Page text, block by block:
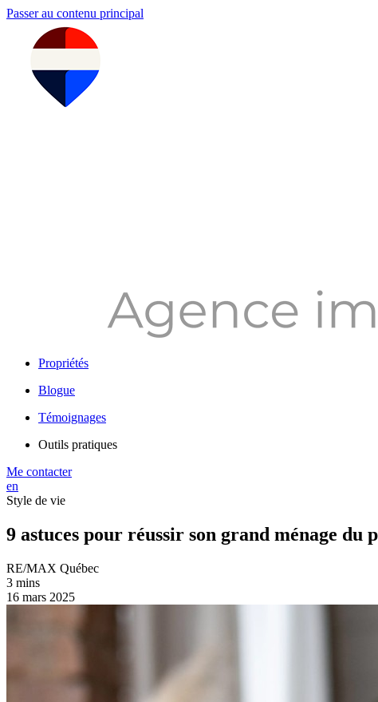
Passer au contenu principal
Propriétés
Blogue
Témoignages
Outils pratiques
Me contacter
en
Style de vie
9 astuces pour réussir son grand ménage du
RE/MAX Québec
3 mins
16 mars 2025